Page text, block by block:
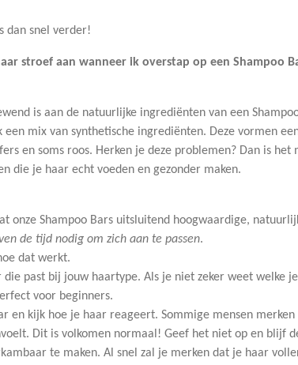
dan snel verder!
stroef aan wanneer ik overstap op een Shampoo
is aan de natuurlijke ingrediënten van een
een mix van synthetische ingrediënten. Deze vormen
en soms roos. Herken je deze problemen? Dan is
die je haar echt voeden en gezonder maken.
onze Shampoo Bars uitsluitend hoogwaardige,
de tijd nodig om zich aan te passen.
dat werkt.
die past bij jouw haartype. Als je niet zeker weet welke
voor beginners.
en kijk hoe je haar reageert. Sommige mensen
Dit is volkomen normaal! Geef het niet op en blijf
te maken. Al snel zal je merken dat je haar